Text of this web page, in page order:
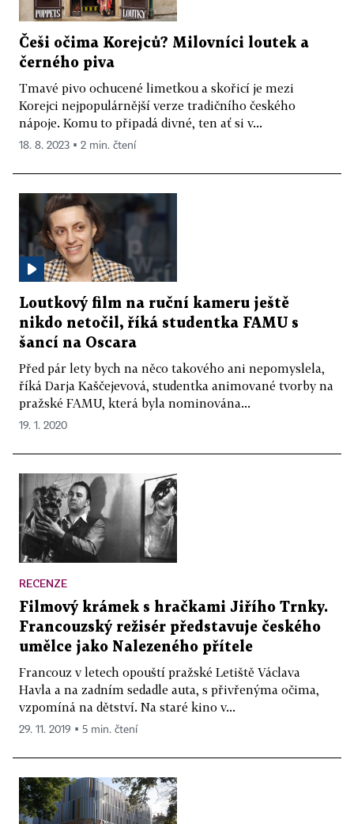
Češi očima Korejců? Milovníci loutek a
černého piva
Tmavé pivo ochucené limetkou a skořicí je mezi
Korejci nejpopulárnější verze tradičního českého
nápoje. Komu to připadá divné, ten ať si v...
18. 8. 2023 ▪ 2 min. čtení
Loutkový film na ruční kameru ještě
nikdo netočil, říká studentka FAMU s
šancí na Oscara
Před pár lety bych na něco takového ani nepomyslela,
říká Darja Kaščejevová, studentka animované tvorby na
pražské FAMU, která byla nominována...
19. 1. 2020
RECENZE
Filmový krámek s hračkami Jiřího Trnky.
Francouzský režisér představuje českého
umělce jako Nalezeného přítele
Francouz v letech opouští pražské Letiště Václava
Havla a na zadním sedadle auta, s přivřenýma očima,
vzpomíná na dětství. Na staré kino v...
29. 11. 2019 ▪ 5 min. čtení